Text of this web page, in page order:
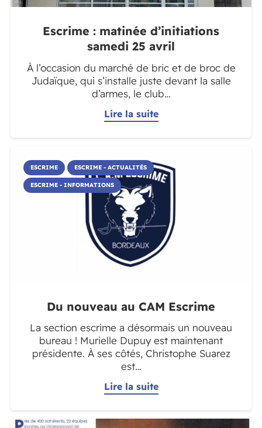
Escrime : matinée d’initiations
samedi 25 avril
À l’occasion du marché de bric et de broc de
Judaïque, qui s’installe juste devant la salle
d’armes, le club…
Lire la suite
ESCRIME ESCRIME - ACTUALITÉS
ESCRIME - INFORMATIONS
Du nouveau au CAM Escrime
La section escrime a désormais un nouveau
bureau ! Murielle Dupuy est maintenant
présidente. À ses côtés, Christophe Suarez
est…
Lire la suite